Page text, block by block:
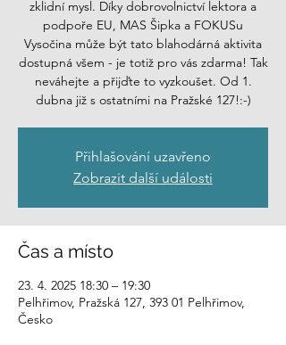
zklidní mysl. Díky dobrovolnictví lektora a
podpoře EU, MAS Šipka a FOKUSu
Vysočina může být tato blahodárná aktivita
dostupná všem - je totiž pro vás zdarma! Tak
neváhejte a přijďte to vyzkoušet. Od 1.
dubna již s ostatními na Pražské 127!:-)
Přihlašování uzavřeno
Zobrazit další události
Čas a místo
23. 4. 2025 18:30 – 19:30
Pelhřimov, Pražská 127, 393 01 Pelhřimov,
Česko